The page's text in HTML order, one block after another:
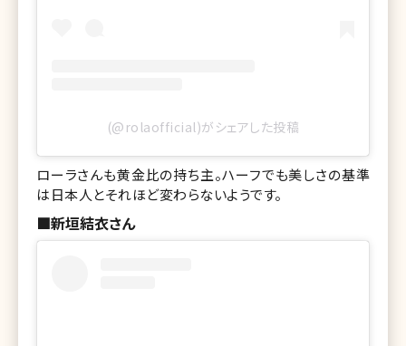
(@rolaofficial)がシェアした投稿
ローラさんも黄金比の持ち主。ハーフでも美しさの基準
は日本人とそれほど変わらないようです。
■新垣結衣さん